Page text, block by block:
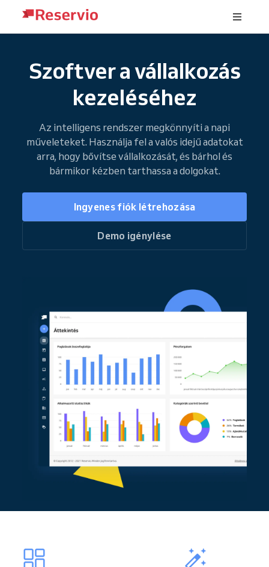
Szoftver a vállalkozás
kezeléséhez
Az intelligens rendszer megkönnyíti a napi
műveleteket. Használja fel a valós idejű adatokat
arra, hogy bővítse vállalkozását, és bárhol és
bármikor kézben tarthassa a dolgokat.
Ingyenes fiók létrehozása
Demo igénylése